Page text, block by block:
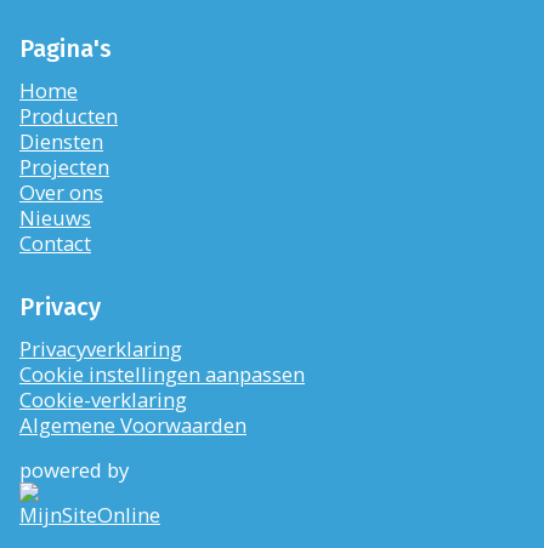
Pagina's
Home
Producten
Diensten
Projecten
Over ons
Nieuws
Contact
Privacy
Privacyverklaring
Cookie instellingen aanpassen
Cookie-verklaring
Algemene Voorwaarden
powered by